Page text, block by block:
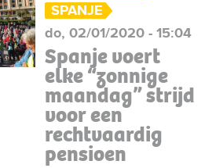
SPANJE
do, 02/01/2020 - 15:04
Spanje voert
elke “zonnige
maandag” strijd
voor een
rechtvaardig
pensioen